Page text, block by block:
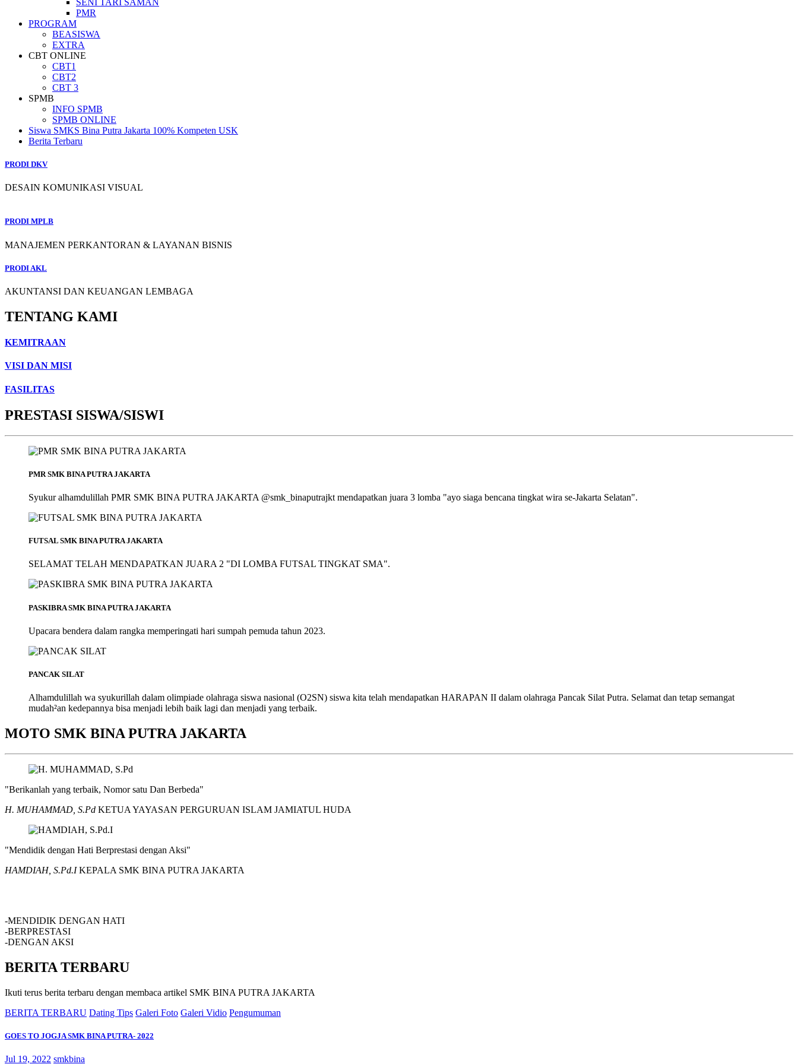
PMR
PROGRAM
BEASISWA
EXTRA
CBT ONLINE
CBT1
CBT2
CBT 3
SPMB
INFO SPMB
SPMB ONLINE
Siswa SMKS Bina Putra Jakarta 100% Kompeten USK
Berita Terbaru
PRODI DKV
DESAIN KOMUNIKASI VISUAL
PRODI MPLB
MANAJEMEN PERKANTORAN & LAYANAN BISNIS
PRODI AKL
AKUNTANSI DAN KEUANGAN LEMBAGA
TENTANG KAMI
KEMITRAAN
VISI DAN MISI
FASILITAS
PRESTASI SISWA/SISWI
PMR SMK BINA PUTRA JAKARTA
Syukur alhamdulillah PMR SMK BINA PUTRA JAKARTA @smk_binaputrajkt mendapatkan juara 3 lomba "ayo siaga bencana tingkat wira se-Jakarta Selatan".
FUTSAL SMK BINA PUTRA JAKARTA
SELAMAT TELAH MENDAPATKAN JUARA 2 "DI LOMBA FUTSAL TINGKAT SMA".
PASKIBRA SMK BINA PUTRA JAKARTA
Upacara bendera dalam rangka memperingati hari sumpah pemuda tahun 2023.
PANCAK SILAT
Alhamdulillah wa syukurillah dalam olimpiade olahraga siswa nasional (O2SN) siswa kita telah mendapatkan HARAPAN II dalam olahraga Pancak Silat Putra. Selamat dan tetap semangat
mudah²an kedepannya bisa menjadi lebih baik lagi dan menjadi yang terbaik.
MOTO SMK BINA PUTRA JAKARTA
"Berikanlah yang terbaik, Nomor satu Dan Berbeda"
H. MUHAMMAD, S.Pd KETUA YAYASAN PERGURUAN ISLAM JAMIATUL HUDA
"Mendidik dengan Hati Berprestasi dengan Aksi"
HAMDIAH, S.Pd.IKEPALA SMK BINA PUTRA JAKARTA
-MENDIDIK DENGAN HATI
-BERPRESTASI
-DENGAN AKSI
BERITA TERBARU
Ikuti terus berita terbaru dengan membaca artikel SMK BINA PUTRA JAKARTA
BERITA TERBARU Dating Tips Galeri Foto Galeri Vidio Pengumuman
GOES TO JOGJA SMK BINA PUTRA- 2022
Jul 19, 2022 smkbina